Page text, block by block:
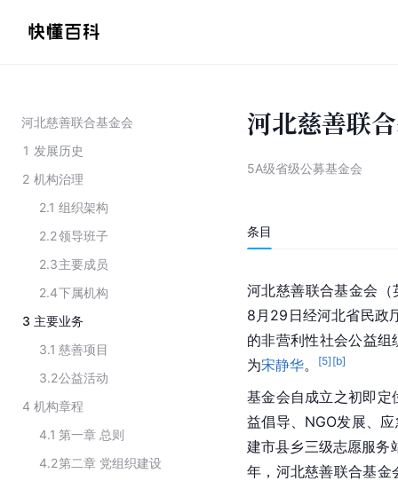
河北慈善联合基金会
1 发展历史
2 机构治理
2.1 组织架构
2.2领导班子
2.3主要成员
2.4下属机构
3 主要业务
3.1 慈善项目
3.2公益活动
4 机构章程
4.1 第一章 总则
4.2第二章 党组织建设
河北慈善联
5A级省级公募基金会
条目
河北慈善联合基金会
8月29日经河北省民政
的非营利性社会公益组
为宋静华。 [5] [b]
基金会自成立之初即定
益倡导、NGO发展、
建市县乡三级志愿服务
年，河北慈善联合基金